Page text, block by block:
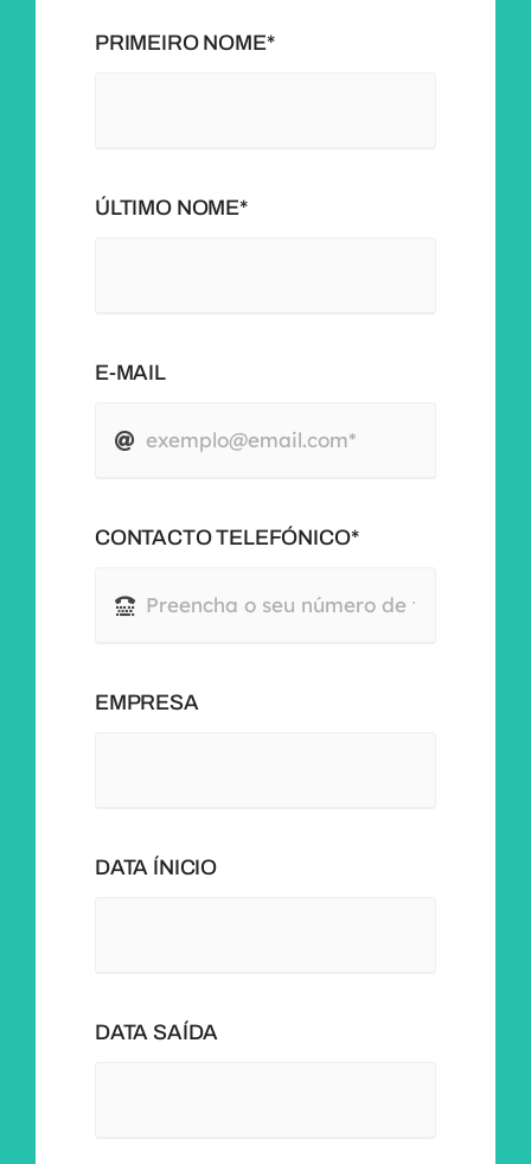
PRIMEIRO NOME*
ÚLTIMO NOME*
E-MAIL
CONTACTO TELEFÓNICO*
EMPRESA
DATA ÍNICIO
DATA SAÍDA